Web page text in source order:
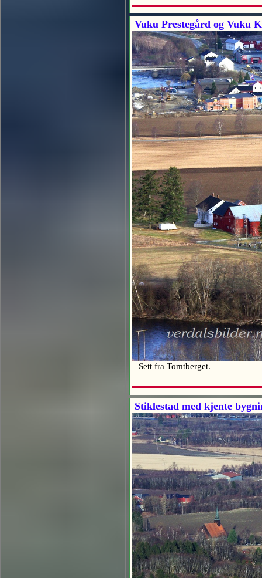
Vuku Prestegård og Vuku
Sett fra Tomtberget.
Stiklestad med kjente